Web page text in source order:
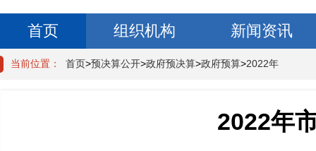
首页 组织机构
新闻资讯
政民互动
当前位置： 首页>预决算公开>政府预决算>政府预算>2022年
2022年